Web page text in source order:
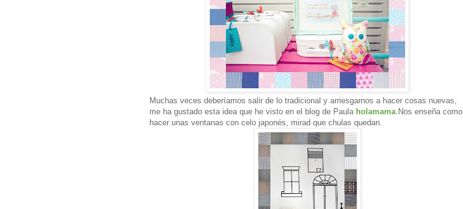
Muchas veces deberíamos salir de lo tradicional y arriesgarnos a hacer cosas nuevas,
me ha gustado esta idea que he visto en el blog de Paula holamama .Nos enseña como
hacer unas ventanas con celo japonés, mirad que chulas quedan.